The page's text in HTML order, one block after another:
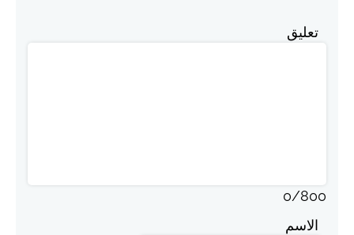
تعليق
0/800
الاسم